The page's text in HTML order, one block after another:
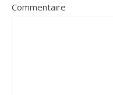
Commentaire